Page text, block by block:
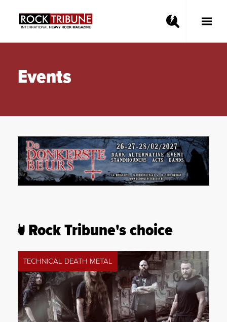
Toggle
Events
Rock Tribune's choice
TECHNICAL DEATH METAL